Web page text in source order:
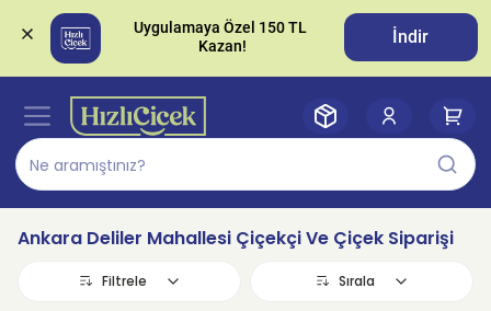
Uygulamaya Özel 150 TL
İndir
Ankara Deliler Mahallesi Çiçekçi Ve Çiçek Siparişi
Filtrele Sırala